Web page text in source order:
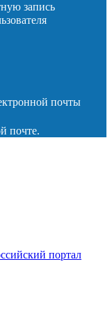
запись
почты
почте.
портал